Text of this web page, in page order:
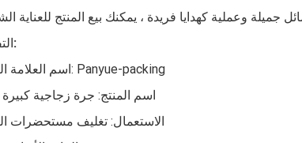
التفاصيل:
اسم العلامة التجارية: Panyue-packing
اسم المنتج: جرة زجاجية
الاستعمال: تغليف مستحضرات